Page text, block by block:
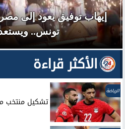
إيهاب توفيق يعود إلى
تونس.. ويستعد
الأكثر قراءة
الرياضة
تشكيل منتخب